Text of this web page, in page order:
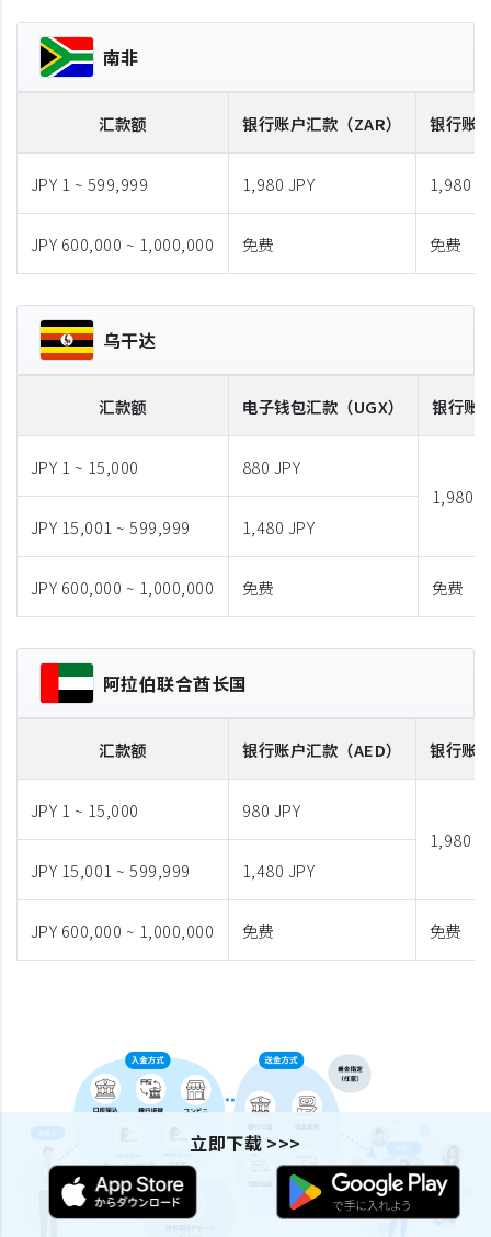
南非
汇款额 银行账户汇款 （ZAR） 银行账
JPY 1 ~ 599,999 1,980 JPY 1,980
JPY 600,000 ~ 1,000,000 免费 免费
乌干达
汇款额 电子钱包汇款 （UGX） 银行账
JPY 1 ~ 15,000
880 JPY
1,980
JPY 15,001 ~ 599,999
1,480 JPY
JPY 600,000 ~ 1,000,000 免费 免费
阿拉伯联合酋长国
汇款额 银行账户汇款 （AED） 银行账
JPY 1 ~ 15,000
980 JPY
1,980
JPY 15,001 ~ 599,999
1,480 JPY
JPY 600,000 ~ 1,000,000 免费 免费
立即下载 >>>